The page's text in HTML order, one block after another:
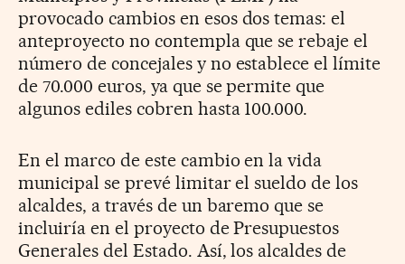
provocado cambios en esos dos temas: el
anteproyecto no contempla que se rebaje el
número de concejales y no establece el límite
de 70.000 euros, ya que se permite que
algunos ediles cobren hasta 100.000.
En el marco de este cambio en la vida
municipal se prevé limitar el sueldo de los
alcaldes, a través de un baremo que se
incluiría en el proyecto de Presupuestos
Generales del Estado. Así, los alcaldes de